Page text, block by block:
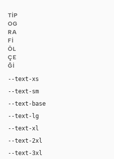
TIP
OG
RA
FI
ÖL
ÇE
ĞI
--text-xs
--text-sm
--text-base
--text-lg
--text-xl
--text-2xl
--text-3xl